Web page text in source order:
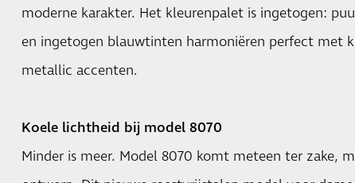
moderne karakter. Het kleurenpalet is ingetogen:
en ingetogen blauwtinten harmoniëren perfect met
metallic accenten.
Koele lichtheid bij model 8070
Minder is meer. Model 8070 komt meteen ter zake,